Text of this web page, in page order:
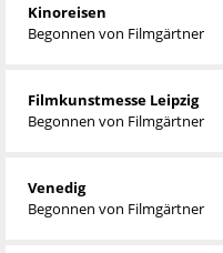
Kinoreisen
Begonnen von Filmgärtner
Filmkunstmesse Leipzig
Begonnen von Filmgärtner
Venedig
Begonnen von Filmgärtner